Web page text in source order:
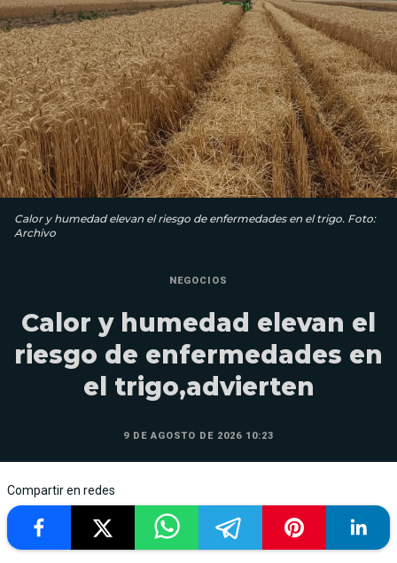
Calor y humedad elevan el riesgo de enfermedades en el trigo. Foto:
Archivo
NEGOCIOS
Calor y humedad elevan el
riesgo de enfermedades en
el trigo,advierten
9 DE AGOSTO DE 2026 10:23
Compartir en redes